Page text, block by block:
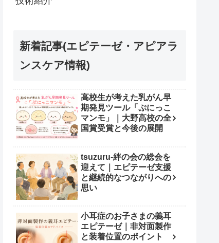
新着記事(エピテーゼ・アピアラ
ンスケア情報)
高校生が考えた乳がん早
期発見ツール「ぷにっこ
マンモ」｜大野高校の全
国賞受賞と今後の展開
tsuzuru-絆の会の総会を
迎えて｜エピテーゼ支援
と継続的なつながりへの
思い
小耳症のお子さまの義耳
エピテーゼ｜非対面製作
と装着位置のポイント